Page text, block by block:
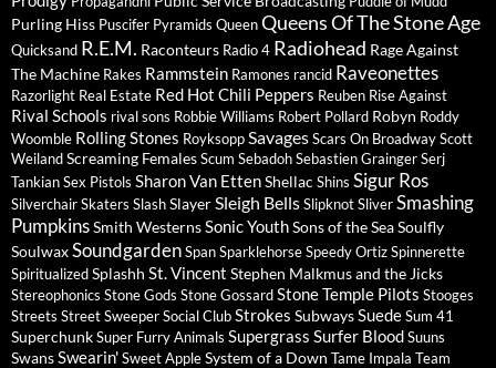
Purling Hiss Puscifer Pyramids QueenQueens Of The Stone Age
Quicksand R.E.M. Raconteurs Radio 4 Radiohead Rage Against
The Machine Rakes Rammstein Ramones rancid Raveonettes
Razorlight Real Estate Red Hot Chili Peppers Reuben Rise Against
Rival Schools rival sons Robbie Williams Robert Pollard Robyn Roddy
Woomble Rolling Stones RoyksoppSavagesScars On BroadwayScott
WeilandScreaming FemalesScum SebadohSebastien GraingerSerj
TankianSex Pistols Sharon Van EttenShellac Shins Sigur Ros
SilverchairSkaters SlashSlayerSleigh BellsSlipknotSliverSmashing
PumpkinsSmith WesternsSonic YouthSons of the SeaSoulfly
SoulwaxSoundgardenSpanSparklehorseSpeedy OrtizSpinnerette
SpiritualizedSplashh St. Vincent Stephen Malkmus and the Jicks
Stereophonics Stone Gods Stone GossardStone Temple Pilots Stooges
Streets Street Sweeper Social ClubStrokes SubwaysSuedeSum 41
SuperchunkSuper Furry Animals Supergrass Surfer BloodSuuns
SwansSwearin'Sweet AppleSystem of a Down Tame Impala Team